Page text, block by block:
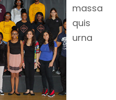
massa
quis
urna